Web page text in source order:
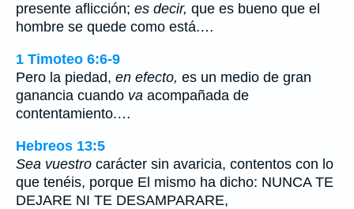
presente aflicción; es decir, que es bueno que el
hombre se quede como está.…
1 Timoteo 6:6-9
Pero la piedad, en efecto, es un medio de gran
ganancia cuando va acompañada de
contentamiento.…
Hebreos 13:5
Sea vuestro carácter sin avaricia, contentos con lo
que tenéis, porque El mismo ha dicho: NUNCA TE
DEJARE NI TE DESAMPARARE,